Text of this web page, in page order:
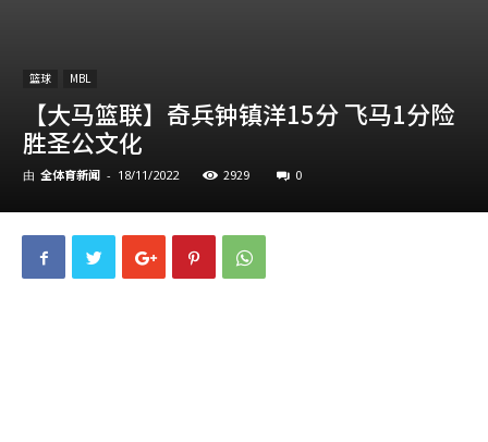
篮球 MBL
【大马篮联】奇兵钟镇洋15分 飞马1分险
胜圣公文化
由 全体育新闻 - 18/11/2022 2929 0